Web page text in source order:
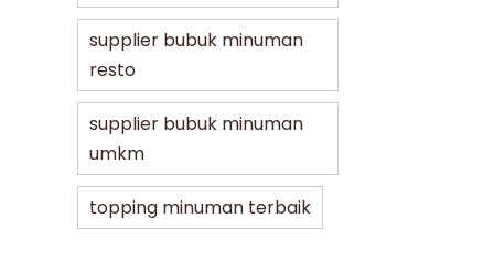
supplier bubuk minuman
resto
supplier bubuk minuman
umkm
topping minuman terbaik